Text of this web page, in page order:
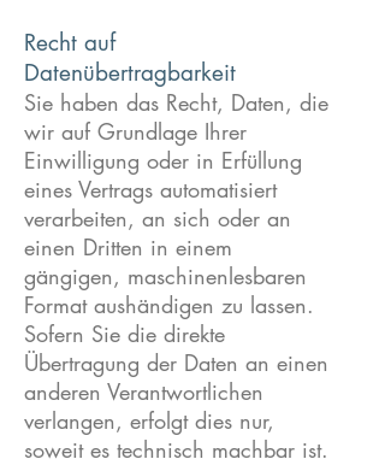
Recht auf
Datenübertragbarkeit
Sie haben das Recht, Daten, die
wir auf Grundlage Ihrer
Einwilligung oder in Erfüllung
eines Vertrags automatisiert
verarbeiten, an sich oder an
einen Dritten in einem
gängigen, maschinenlesbaren
Format aushändigen zu lassen.
Sofern Sie die direkte
Übertragung der Daten an einen
anderen Verantwortlichen
verlangen, erfolgt dies nur,
soweit es technisch machbar ist.